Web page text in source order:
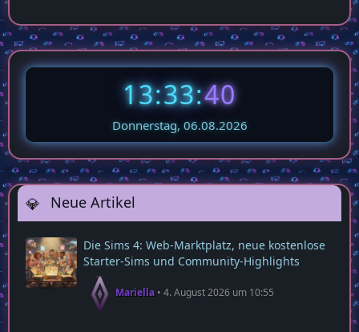
13:33:43
Donnerstag, 06.08.2026
Neue Artikel
Die Sims 4: Web‑Marktplatz, neue kostenlose
Starter‑Sims und Community‑Highlights
Mariella 4. August 2026 um 10:55